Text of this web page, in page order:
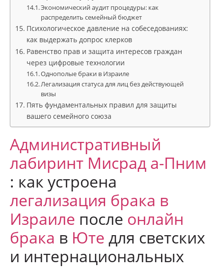
Экономический аудит процедуры: как
распределить семейный бюджет
Психологическое давление на собеседованиях:
как выдержать допрос клерков
Равенство прав и защита интересов граждан
через цифровые технологии
Однополые браки в Израиле
Легализация статуса для лиц без действующей
визы
Пять фундаментальных правил для защиты
вашего семейного союза
Административный
лабиринт Мисрад а-Пним
: как устроена
легализация брака в
Израиле после онлайн
брака в Юте для светских
и интернациональных